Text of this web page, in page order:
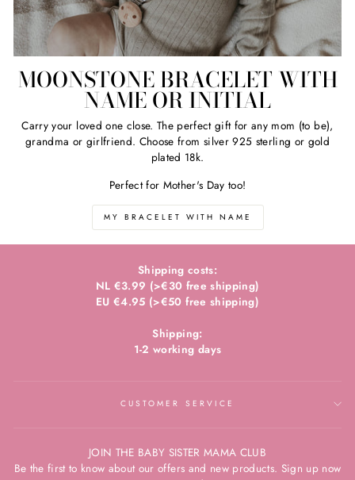
MOONSTONE BRACELET WITH
NAME OR INITIAL
Carry your loved one close. The perfect gift for any mom (to be),
grandma or girlfriend. Choose from silver 925 sterling or gold
plated 18k.
Perfect for Mother's Day too!
MY BRACELET WITH NAME
Shipping costs:
NL €3.99 (>€30 free shipping)
EU €4.95 (>€50 free shipping)
Shipping:
1-2 working days
CUSTOMER SERVICE
JOIN THE BABY SISTER MAMA CLUB
Be the first to know about our offers and new products. Sign up now